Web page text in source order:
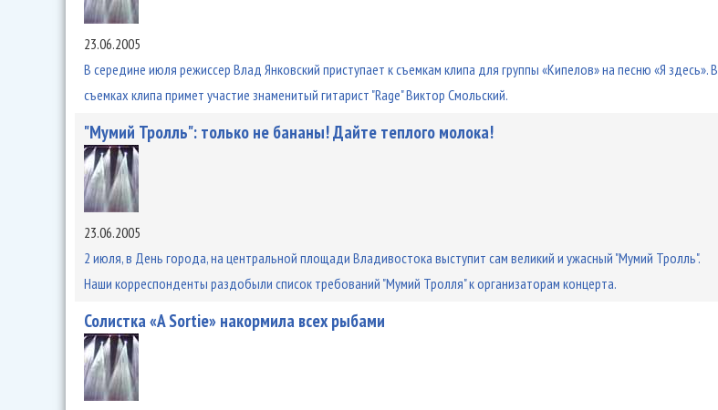
23.06.2005
В середине июля режиссер Влад Янковский приступает к съемкам клипа для группы «Кипелов» на песню «Я здесь». В
съемках клипа примет участие знаменитый гитарист "Rage" Виктор Смольский.
"Мумий Тролль": только не бананы! Дайте теплого молока!
23.06.2005
2 июля, в День города, на центральной площади Владивостока выступит сам великий и ужасный "Мумий Тролль".
Наши корреспонденты раздобыли список требований "Мумий Тролля" к организаторам концерта.
Солистка «A Sortie» накормила всех рыбами